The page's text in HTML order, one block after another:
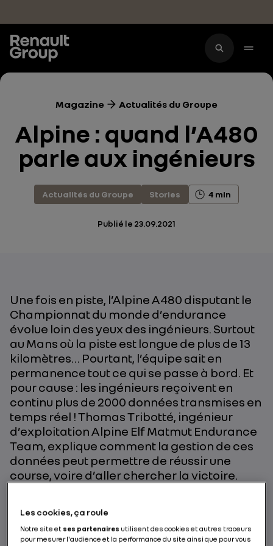
Magazine Actualités du Groupe
Alpine : quand l’A480
parle aux ingénieurs
Actualités du Groupe Stories 4 min
Publié le 23.09.2021
Une fois en piste, l’Alpine A480 disputant le
Championnat du monde d’endurance
évolue loin des yeux des ingénieurs. Surtout
au Mans où la piste est longue de plus de 13
kilomètres… Pourtant, l’équipe sait en
permanence tout ce qui se passe à bord. Et
pour cause : les ingénieurs reçoivent en
continu plus de 2000 données transmises en
temps réel ! Thomas Tribotté, ingénieur
d’exploitation Alpine Elf Matmut Endurance
Team, explique comment la gestion de ces
données peut permettre de réussir une
course, voire d’aller chercher la victoire.
PAR RENAULT GROUP
Les cookies, ça roule
Notre site et ses partenaires utilisent des cookies et autres traceurs
pour mesurer l'audience et la performance du site ainsi que pour vous